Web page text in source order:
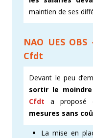
maintien de ses
​NAO UES
Cfdt
Devant le peu
sortir le
Cfdta proposé
mesures sans
La mise en